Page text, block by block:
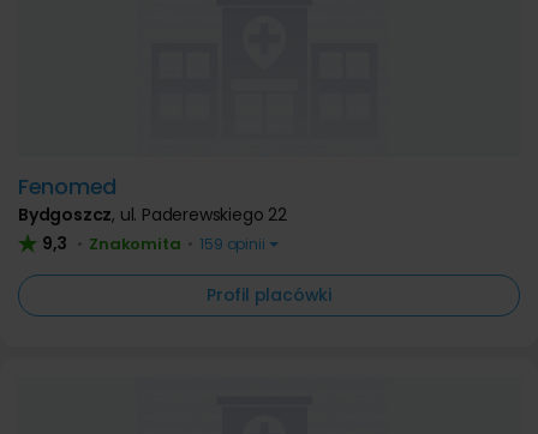
Fenomed
Bydgoszcz, ul. Paderewskiego 22
9,3 • Znakomita • 159 opinii
Profil placówki